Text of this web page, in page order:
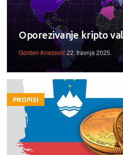
Oporezivanje kripto
Gorden Knezović22. travnja 2025.
PROPISI